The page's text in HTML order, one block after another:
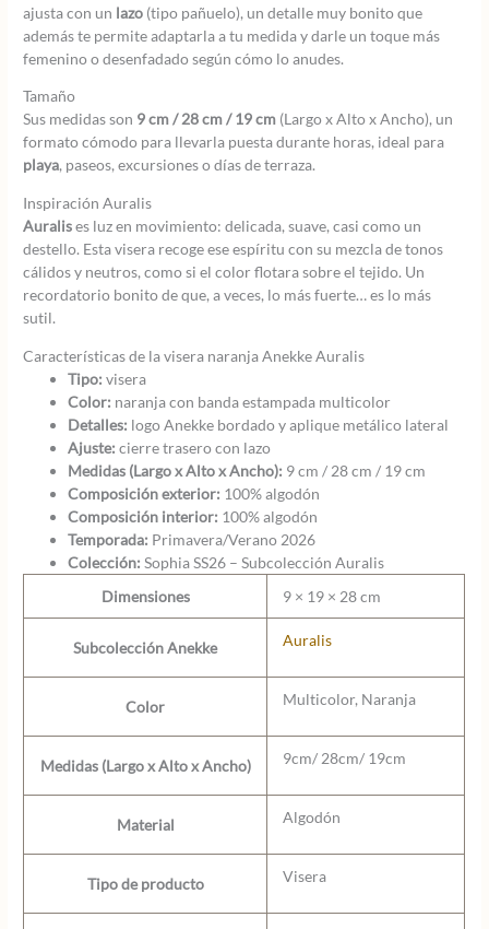
ajusta con un lazo (tipo pañuelo), un detalle muy bonito que
además te permite adaptarla a tu medida y darle un toque más
femenino o desenfadado según cómo lo anudes.
Tamaño
Sus medidas son 9 cm / 28 cm / 19 cm (Largo x Alto x Ancho), un
formato cómodo para llevarla puesta durante horas, ideal para
playa, paseos, excursiones o días de terraza.
Inspiración Auralis
Auralises luz en movimiento: delicada, suave, casi como un
destello. Esta visera recoge ese espíritu con su mezcla de tonos
cálidos y neutros, como si el color flotara sobre el tejido. Un
recordatorio bonito de que, a veces, lo más fuerte… es lo más
sutil.
Características de la visera naranja Anekke Auralis
Tipo: visera
Color: naranja con banda estampada multicolor
Detalles: logo Anekke bordado y aplique metálico lateral
Ajuste: cierre trasero con lazo
Medidas (Largo x Alto x Ancho): 9 cm / 28 cm / 19 cm
Composición exterior: 100% algodón
Composición interior: 100% algodón
Temporada: Primavera/Verano 2026
Colección: Sophia SS26 – Subcolección Auralis
Dimensiones
9 × 19 × 28 cm
Subcolección Anekke Auralis
Color Multicolor, Naranja
Medidas (Largo x Alto x Ancho) 9cm/ 28cm/ 19cm
Material Algodón
Tipo de producto Visera